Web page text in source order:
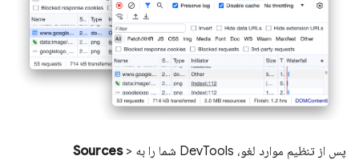
پس از تنظیم موارد لغو، DevTools شما را به Sources>